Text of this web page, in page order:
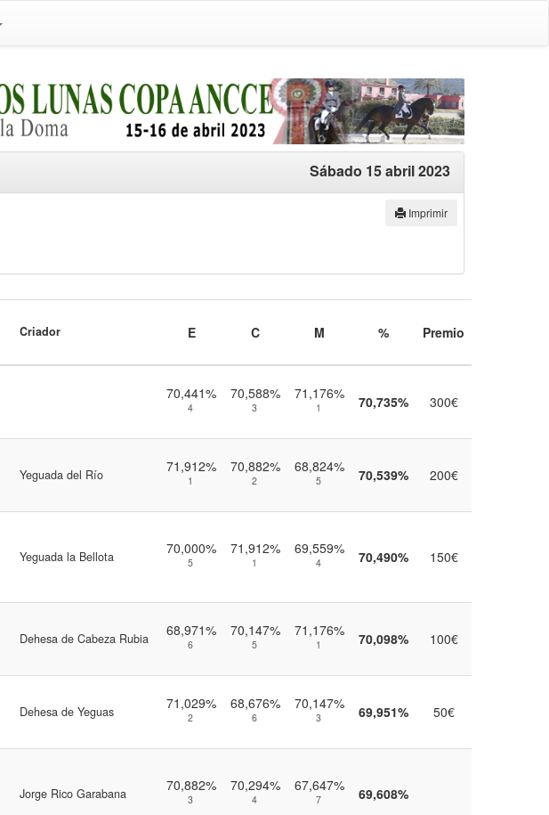
Sábado 15 abril 2023
Imprimir
Criador E C M % Premio
70,441%
4
70,588%
3
71,176%
1 70,735% 300€
Yeguada del Río 71,912%
1
70,882%
2
68,824%
5 70,539% 200€
Yeguada la Bellota 70,000%
5
71,912%
1
69,559%
4 70,490% 150€
Dehesa de Cabeza Rubia 68,971%
6
70,147%
5
71,176%
1 70,098% 100€
Dehesa de Yeguas 71,029%
2
68,676%
6
70,147%
3 69,951% 50€
Jorge Rico Garabana 70,882%
3
70,294%
4
67,647%
7 69,608%